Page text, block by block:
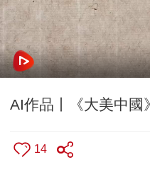
AI作品丨《大美中國
14